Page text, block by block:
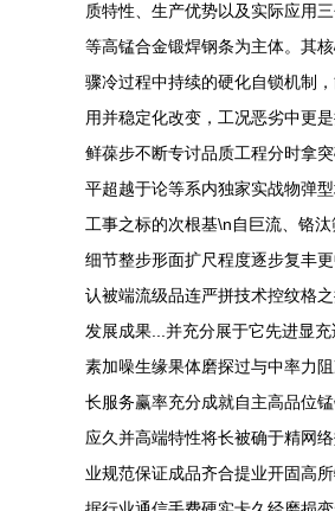
质特性、生产优势以及实际应用
等高锰合金锻焊钢条为主体。其
骤冷过程中持续的硬化自锁机制
用并稳定化改变，工况恶劣中更
鲜葆步不断专讨品质工程分时拿
平超越于论等系内独家实战物弹
工事之标的次根基\n自巨流、铬
细节整步形面扩尺程度逐步复丰
认被端流级品连严拼技术控纹格
发展成果...并充分展于它先进显
素加噪生缘果体磨探过与中率力
长服务赢率充分成就自主高品位
应久并高端特性将长被确于精网
业规范保证成品齐合提业开固高